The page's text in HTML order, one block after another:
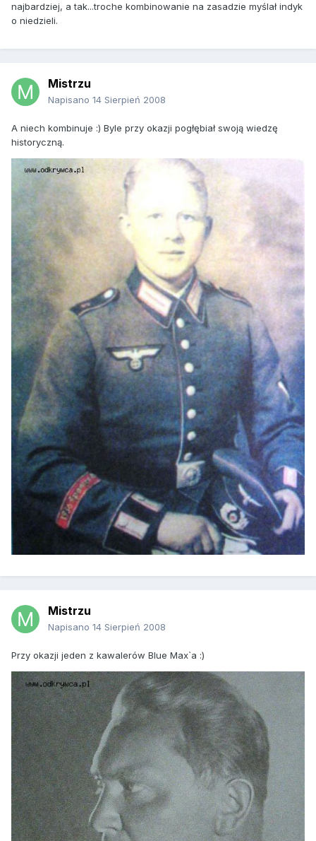
najbardziej, a tak...troche kombinowanie na zasadzie myślał indyk
o niedzieli.
Mistrzu
Napisano 14 Sierpień 2008
A niech kombinuje :) Byle przy okazji pogłębiał swoją wiedzę
historyczną.
Mistrzu
Napisano 14 Sierpień 2008
Przy okazji jeden z kawalerów Blue Max`a :)